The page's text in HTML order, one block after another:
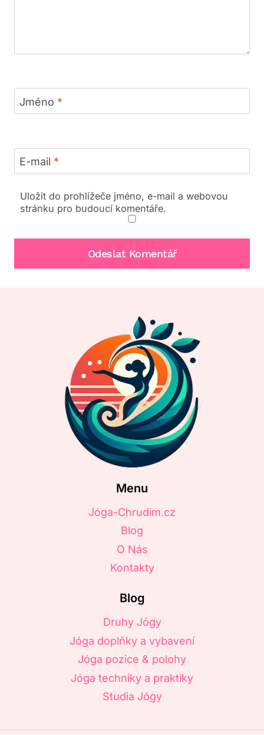
Jméno *
E-mail *
Uložit do prohlížeče jméno, e-mail a webovou
stránku pro budoucí komentáře.
Menu
Jóga-Chrudim.cz
Blog
O Nás
Kontakty
Blog
Druhy Jógy
Jóga doplňky a vybavení
Jóga pozice & polohy
Jóga techniky a praktiky
Studia Jógy